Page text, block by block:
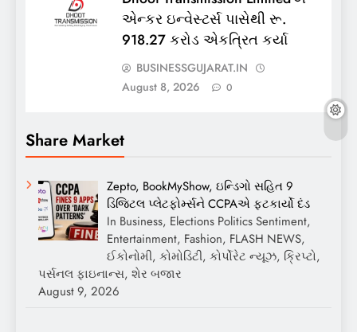
એન્કર ઇન્વેસ્ટર્સ પાસેથી રૂ.
918.27 કરોડ એકત્રિત કર્યા
BUSINESSGUJARAT.IN
August 8, 2026
0
Share Market
Zepto, BookMyShow, ઇન્ડિગો સહિત 9
ડિજિટલ પ્લેટફોર્મ્સને CCPAએ ફટકાર્યો દંડ
In Business, Elections Politics Sentiment,
Entertainment, Fashion, FLASH NEWS,
ઈકોનોમી, કોમોડિટી, કોર્પોરેટ ન્યૂઝ, ક્રિપ્ટો,
પર્સનલ ફાઇનાન્સ, શેર બજાર
August 9, 2026